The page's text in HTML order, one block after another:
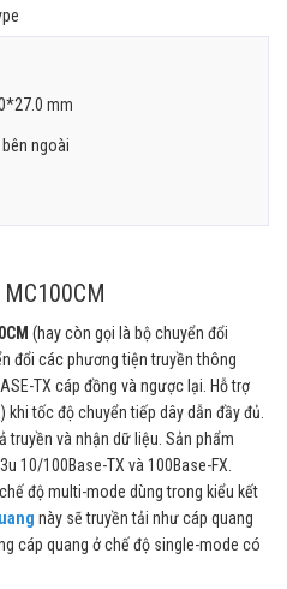
mm
ngoài
(hay còn gọi là bộ chuyển đổi
đổi các phương tiện truyền thông
TX cáp đồng và ngược lại. Hỗ trợ
tốc độ chuyển tiếp dây dẫn đầy đủ.
truyền và nhận dữ liệu. Sản phẩm
10/100Base-TX và 100Base-FX.
độ multi-mode dùng trong kiểu kết
này sẽ truyền tải như cáp quang
cáp quang ở chế độ single-mode có